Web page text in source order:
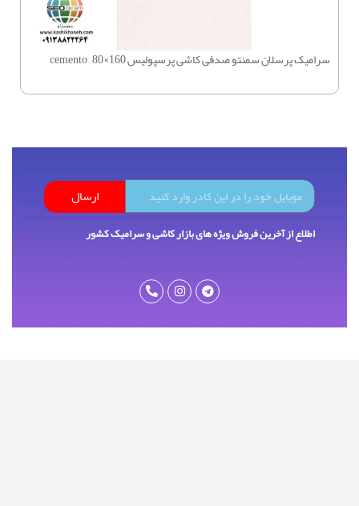
سرامیک پرسلان سمنتو صدفی کاشی پرسپولیس 160×80 – cemento
ارسال
اطلاع از آخرین فروش ویژه های بازار کاشی و سرامیک کشور